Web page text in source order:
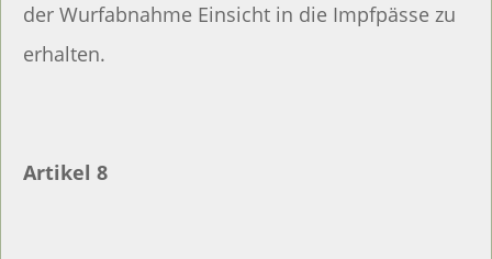
der Wurfabnahme Einsicht in die Impfpässe zu
erhalten.
Artikel 8